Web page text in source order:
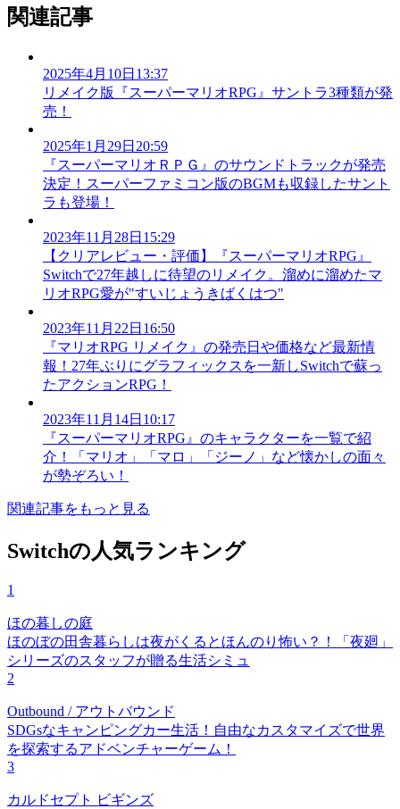
関連記事
2025年4月10日13:37
リメイク版『スーパーマリオRPG』サントラ3種類が発
売！
2025年1月29日20:59
『スーパーマリオＲＰＧ』のサウンドトラックが発売
決定！スーパーファミコン版のBGMも収録したサント
ラも登場！
2023年11月28日15:29
【クリアレビュー・評価】『スーパーマリオRPG』
Switchで27年越しに待望のリメイク。溜めに溜めたマ
リオRPG愛が"すいじょうきばくはつ"
2023年11月22日16:50
『マリオRPG リメイク』の発売日や価格など最新情
報！27年ぶりにグラフィックスを一新しSwitchで蘇っ
たアクションRPG！
2023年11月14日10:17
『スーパーマリオRPG』のキャラクターを一覧で紹
介！「マリオ」「マロ」「ジーノ」など懐かしの面々
が勢ぞろい！
関連記事をもっと見る
Switchの人気ランキング
1
ほの暮しの庭
ほのぼの田舎暮らしは夜がくるとほんのり怖い？！「夜廻」
シリーズのスタッフが贈る生活シミュ
2
Outbound / アウトバウンド
SDGsなキャンピングカー生活！自由なカスタマイズで世界
を探索するアドベンチャーゲーム！
3
カルドセプト ビギンズ